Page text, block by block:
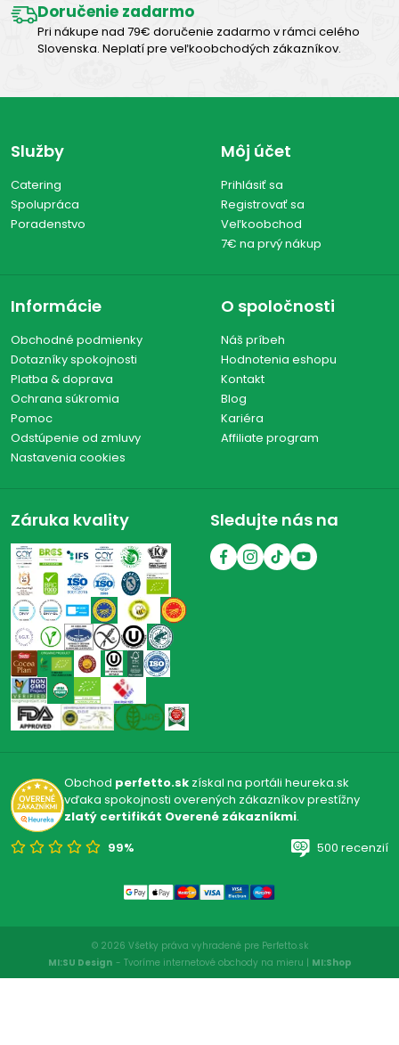
Doručenie zadarmo
Pri nákupe nad 79€ doručenie zadarmo v rámci celého
Slovenska. Neplatí pre veľkoobchodých zákazníkov.
Služby
Catering
Spolupráca
Poradenstvo
Môj účet
Prihlásiť sa
Registrovať sa
Veľkoobchod
7€ na prvý nákup
Informácie
Obchodné podmienky
Dotazníky spokojnosti
Platba & doprava
Ochrana súkromia
Pomoc
Odstúpenie od zmluvy
Nastavenia cookies
O spoločnosti
Náš príbeh
Hodnotenia eshopu
Kontakt
Blog
Kariéra
Affiliate program
Záruka kvality Sledujte nás na
Obchod perfetto.skzískal na portáli heureka.sk
vďaka spokojnosti overených zákazníkov prestížny
zlatý certifikát Overené zákazníkmi.
99%
500 recenzií
© 2026 Všetky práva vyhradené pre Perfetto.sk
MI:SU Design - Tvoríme internetové obchody na mieru | MI:Shop